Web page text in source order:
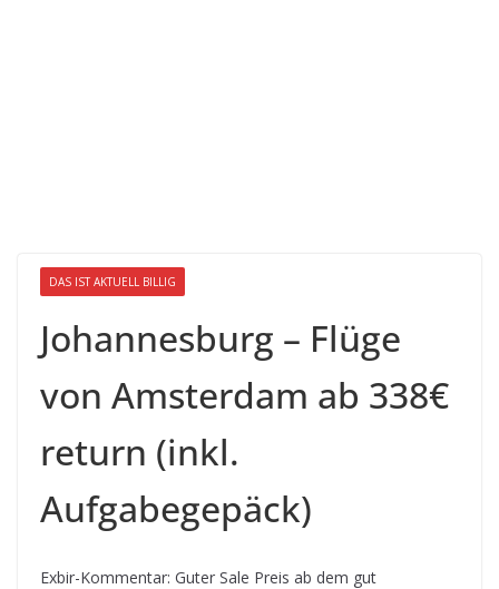
DAS IST AKTUELL BILLIG
Johannesburg – Flüge
von Amsterdam ab 338€
return (inkl.
Aufgabegepäck)
Exbir-Kommentar: Guter Sale Preis ab dem gut